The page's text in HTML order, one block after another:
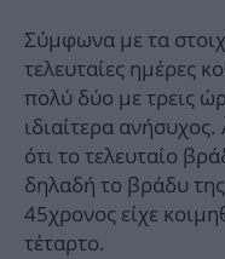
Σύμφωνα με τα
τελευταίες ημέρες
πολύ δύο με τρεις
ιδιαίτερα ανήσυχος.
ότι το τελευταίο
δηλαδή το βράδυ
45χρονος είχε
τέταρτο.